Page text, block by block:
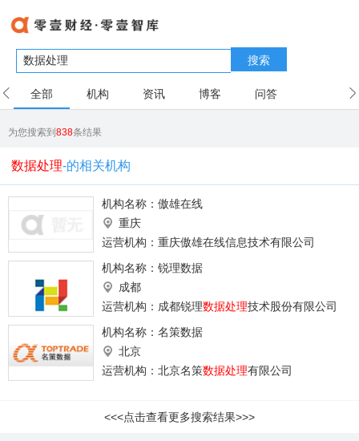
搜索
全部 机构 资讯 博客 问答
为您搜索到838条结果
数据处理-的相关机构
机构名称： 傲雄在线
重庆
运营机构：重庆傲雄在线信息技术有限公司
机构名称： 锐理数据
成都
运营机构：成都锐理数据处理技术股份有限公司
机构名称： 名策数据
北京
运营机构：北京名策数据处理有限公司
<<<点击查看更多搜索结果>>>